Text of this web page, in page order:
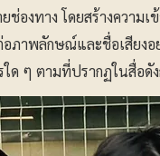
องทาง โดยสร้างความ
อภาพลักษณ์และชื่อเสียง
ด ๆ ตามที่ปรากฏในสื่อดัง